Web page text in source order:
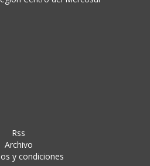
Rss
Archivo
y condiciones